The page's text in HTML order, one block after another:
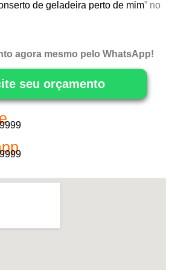
de geladeira perto de mim” no
agora mesmo pelo WhatsApp!
seu orçamento